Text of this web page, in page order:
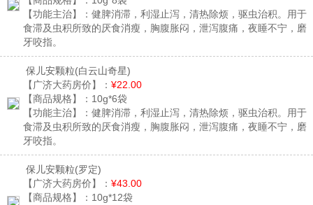
【功能主治】： 健脾消滞，利湿止泻，清热除烦，驱虫治积。用于
食滞及虫积所致的厌食消瘦，胸腹胀闷，泄泻腹痛，夜睡不宁，磨
牙咬指。
保儿安颗粒(白云山奇星)
【广济大药房价】： ¥22.00
【商品规格】： 10g*6袋
【功能主治】： 健脾消滞，利湿止泻，清热除烦，驱虫治积。用于
食滞及虫积所致的厌食消瘦，胸腹胀闷，泄泻腹痛，夜睡不宁，磨
牙咬指。
保儿安颗粒(罗定)
【广济大药房价】： ¥43.00
【商品规格】： 10g*12袋